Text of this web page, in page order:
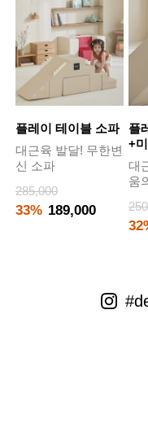
플레이 테이블 소파
대근육 발달! 무한변
신 소파
285,000
33% 189,000
플
+
대
움